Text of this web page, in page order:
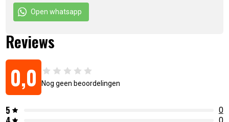
Noordwest-Europa.
Heeft een warme geelrode tot oranjebruine kleur die na
Massieve constructie dankzij extra dikke balken en
Standaardformaat
Inclusief tafelnest
Vier stevige zwenkwielen, waarvan twee geremd, voor
Open whatsapp
Reviews
0,0 Nog geen beoordelingen
5 0